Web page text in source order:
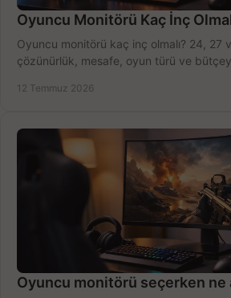
Oyuncu Monitörü Kaç İnç
Oyuncu monitörü kaç inç olmalı? 24, 27
çözünürlük, mesafe, oyun türü ve
12 Temmuz 2026
Oyuncu monitörü seçerken ne